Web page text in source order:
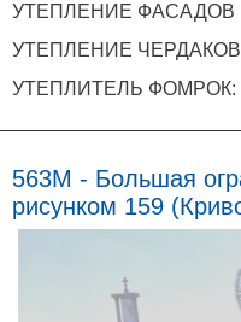
УТЕПЛЕНИЕ ФАСАДОВ
УТЕПЛЕНИЕ ЧЕРДАКОВ
УТЕПЛИТЕЛЬ
563M - Большая
рисунком 159